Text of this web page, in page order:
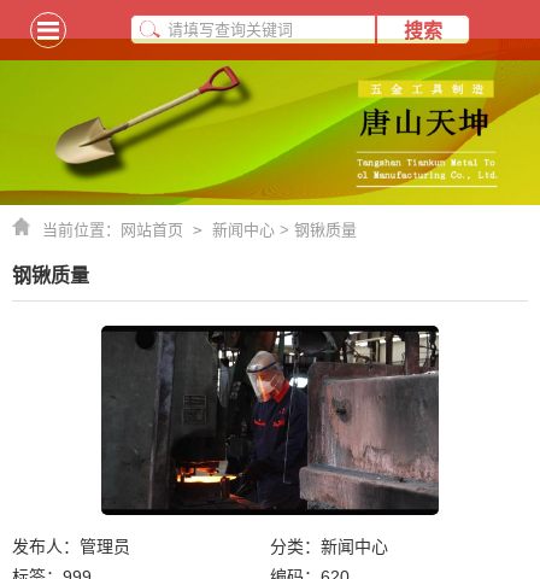
当前位置： 网站首页 > 新闻中心 > 钢锹质量
钢锹质量
发布人：管理员
分类：新闻中心